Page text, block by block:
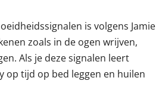
is volgens Jamie
zoals in de ogen wrijven,
Als je deze signalen leert
op tijd op bed leggen en huilen